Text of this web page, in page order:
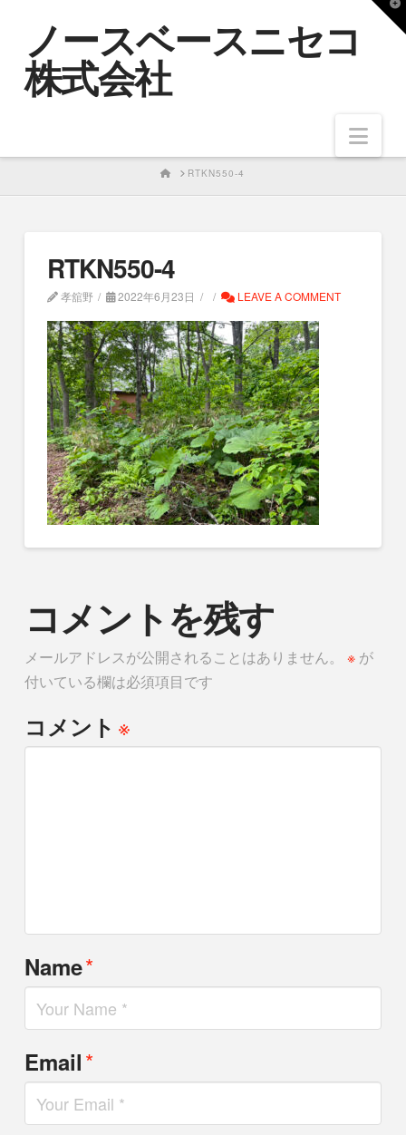
ノースベースニセコ
株式会社
HOMERTKN550-4
RTKN550-4
孝舘野 2022年6月23日 LEAVE A COMMENT
コメントを残す
メールアドレスが公開されることはありません。 ※が
付いている欄は必須項目です
コメント※
Name*
Email*